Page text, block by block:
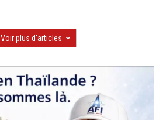
Voir plus d'articles